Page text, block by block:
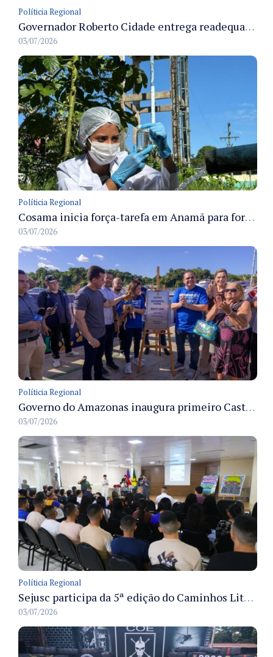
Políticia Regional
Governador Roberto Cidade entrega readequação do ambulatório da FCecon e amplia capacidade de atendimento oncológico em Manaus
03/07/2026
Políticia Regional
Cosama inicia força-tarefa em Anamã para fortalecer abastecimento de água e segurança hídrica da população
03/07/2026
Políticia Regional
Governo do Amazonas inaugura primeiro Castramóvel Fluvial para atendimento veterinário às comunidades ribeirinhas e castração gratuita
03/07/2026
Políticia Regional
Sejusc participa da 5ª edição do Caminhos Literários com foco na cultura hip-hop nas unidades socioeducativas
03/07/2026